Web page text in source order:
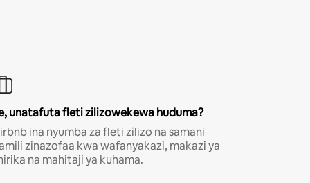
unatafuta fleti zilizowekewa huduma?
ina nyumba za fleti zilizo na samani
zinazofaa kwa wafanyakazi, makazi ya
na mahitaji ya kuhama.